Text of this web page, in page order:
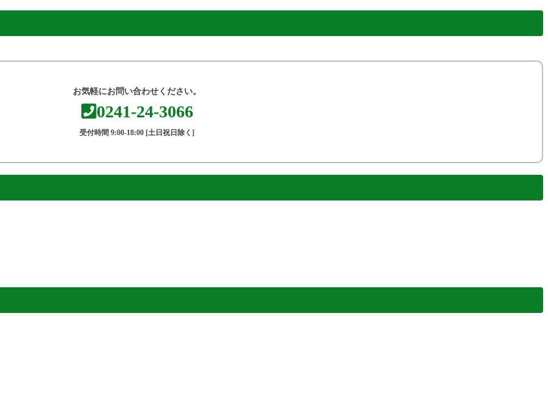
お気軽にお問い合わせください。
0241-24-3066
受付時間 9:00-18:00 [土日祝日除く]